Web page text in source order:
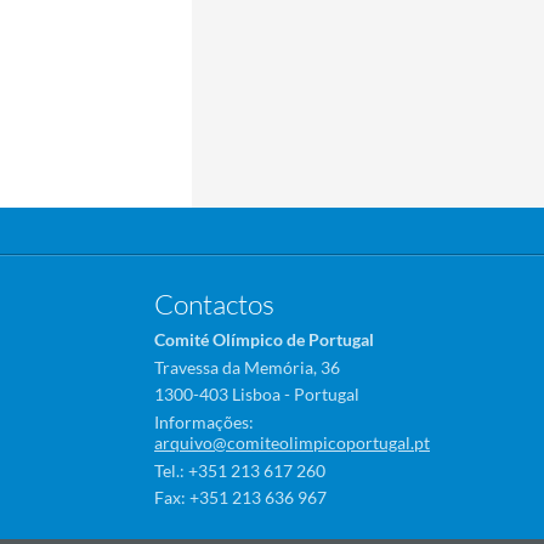
Contactos
Comité Olímpico de Portugal
Travessa da Memória, 36
1300-403 Lisboa - Portugal
Informações:
arquivo@comiteolimpicoportugal.pt
Tel.: +351 213 617 260
Fax: +351 213 636 967